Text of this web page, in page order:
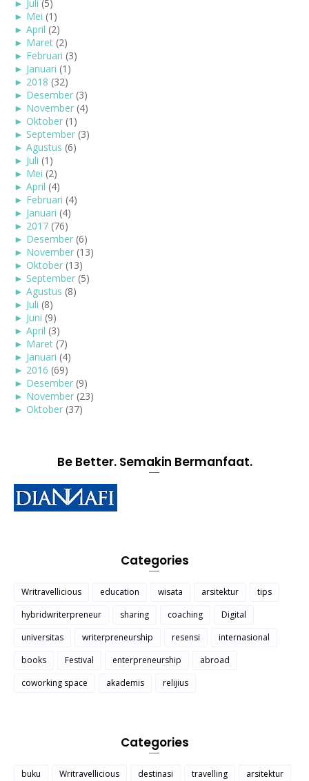
► Juli (5)
► Mei (1)
► April (2)
► Maret (2)
► Februari (3)
► Januari (1)
► 2018 (32)
► Desember (3)
► November (4)
► Oktober (1)
► September (3)
► Agustus (6)
► Juli (1)
► Mei (2)
► April (4)
► Februari (4)
► Januari (4)
► 2017 (76)
► Desember (6)
► November (13)
► Oktober (13)
► September (5)
► Agustus (8)
► Juli (8)
► Juni (9)
► April (3)
► Maret (7)
► Januari (4)
► 2016 (69)
► Desember (9)
► November (23)
► Oktober (37)
Be Better. Semakin Bermanfaat.
Categories
Writravellicious education wisata arsitektur
tips
hybridwriterpreneur
sharing coaching
Digital
universitas
writerpreneurship resensi
internasional
books
Festival enterpreneurship
abroad
coworking space
akademis relijius
Categories
buku Writravellicious destinasi travelling
arsitektur